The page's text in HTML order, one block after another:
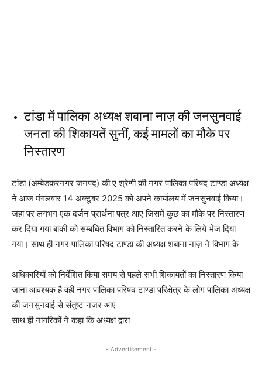
टांडा में पालिका अध्यक्ष शबाना नाज़ की जनसुनवाई
जनता की शिकायतें सुनीं, कई मामलों का मौके पर
निस्तारण
टांडा (अम्बेडकरनगर जनपद) की ए श्रेणी की नगर पालिका परिषद टाण्डा अध्यक्ष
ने आज मंगलवार 14 अक्टूबर 2025 को अपने कार्यालय में जनसुनवाई किया।
जहा पर लगभग एक दर्जन प्रार्थना पत्र आए जिसमें कुछ का मौके पर निस्तारण
कर दिया गया बाकी को सम्बंधित विभाग को निस्तारित करने के लिये भेज दिया
गया। साथ ही नगर पालिका परिषद टाण्डा की अध्यक्ष शबाना नाज़ ने विभाग के
अधिकारियों को निर्देशित किया समय से पहले सभी शिकायतों का निस्तारण किया
जाना आवश्यक है वही नगर पालिका परिषद टाण्डा परिक्षेत्र के लोग पालिका अध्यक्ष
की जनसुनवाई से संतुष्ट नजर आए
साथ ही नागरिकों ने कहा कि अध्यक्ष द्वारा
- Advertisement -